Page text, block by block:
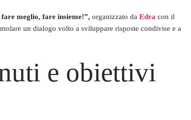
meglio, fare insieme!”, organizzato da Edra con il
un dialogo volto a sviluppare risposte condivise e a
e obiettivi